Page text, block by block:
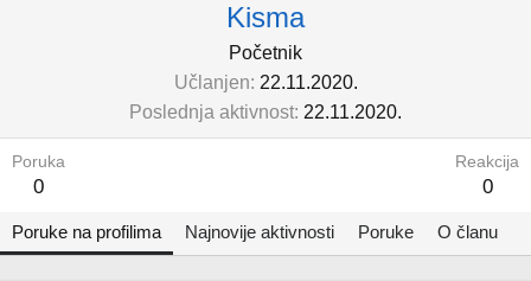
Kisma
Početnik
Učlanjen 22.11.2020.
Poslednja aktivnost 22.11.2020.
Poruka
0
Reakcija
0
Poruke na profilima Najnovije aktivnosti Poruke O članu